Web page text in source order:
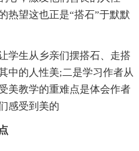
热望这也正是“搭石”于默默
学生从乡亲们摆搭石、走搭
中的人性美;二是学习作者从
美教学的重难点是体会作者
感受到美的